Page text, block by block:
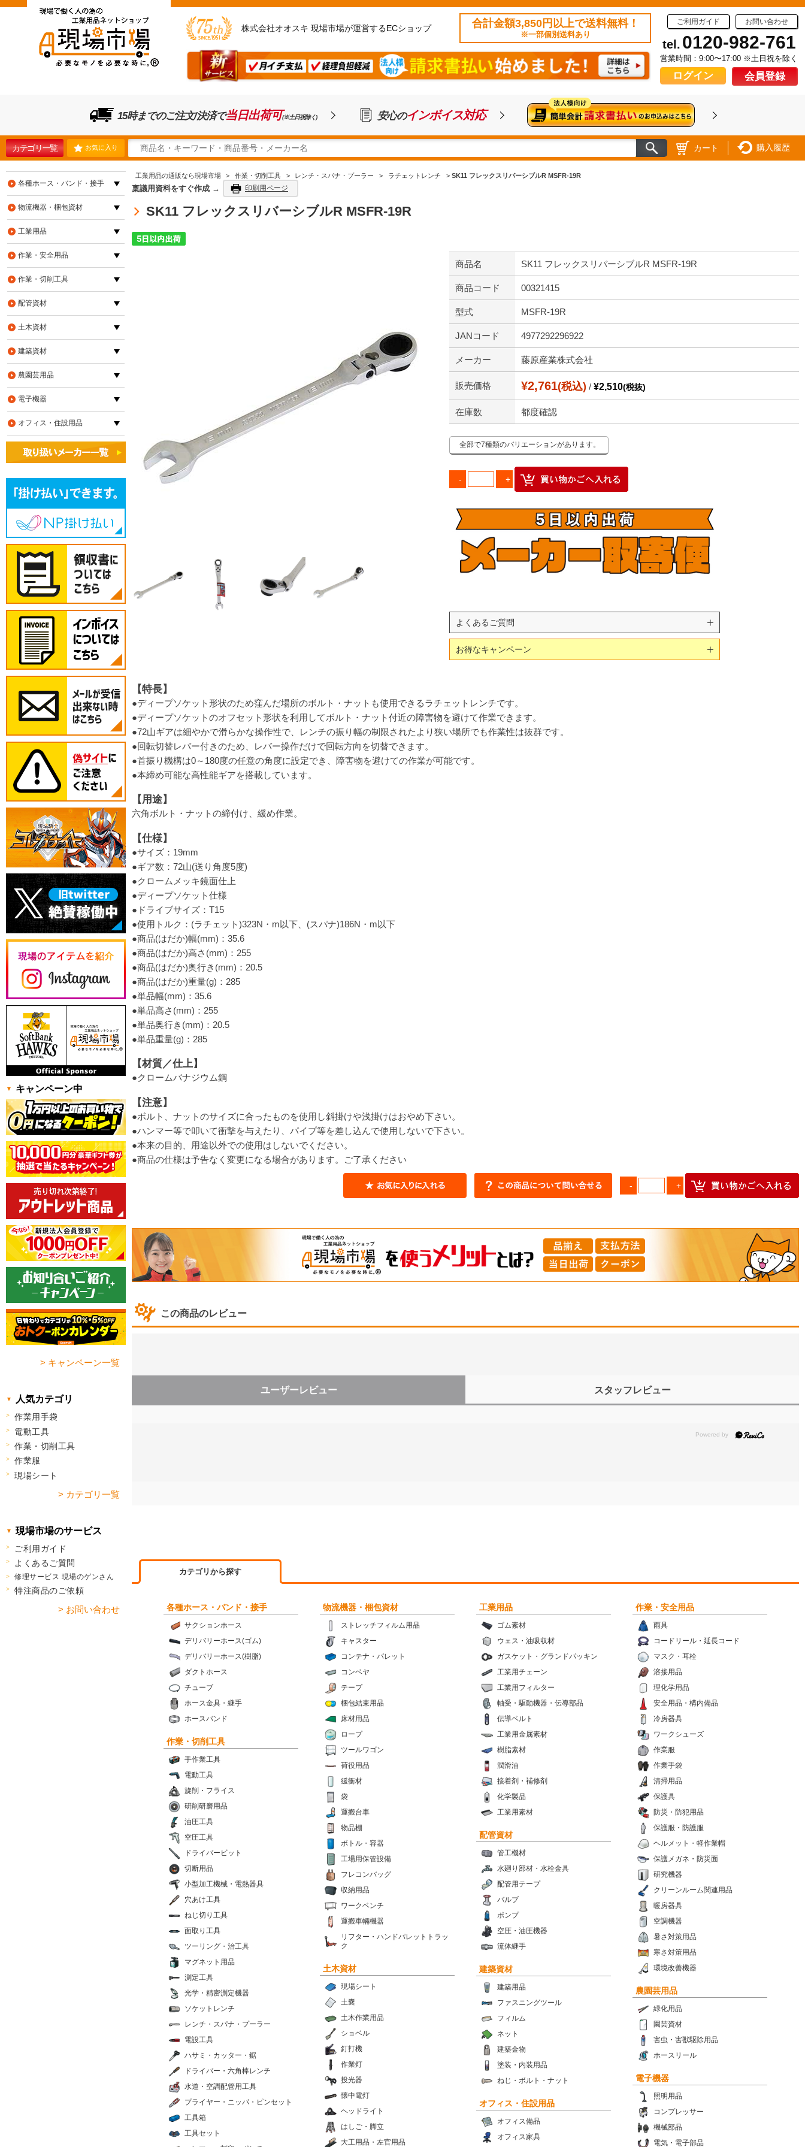
株式会社オオスキ 現場市場が運営するECショップ 合計金額3,850円以上で送料無料！
※一部個別送料あり
ご利用ガイド お問い合わせ
tel. 0120-982-761
営業時間：9:00〜17:00 ※土日祝を除く
ログイン 会員登録
15時までのご注文/決済で当日出荷可(※土日祝除く) 安心のインボイス対応
カテゴリ一覧 お気に入り カート 購入履歴
工業用品の通販なら現場市場 > 作業・切削工具 > レンチ・スパナ・プーラー > ラチェットレンチ > SK11 フレックスリバーシブルR MSFR-19R
稟議用資料をすぐ作成 → 印刷用ページ
SK11 フレックスリバーシブルR MSFR-19R
商品名 SK11 フレックスリバーシブルR MSFR-19R
商品コード 00321415
型式 MSFR-19R
JANコード 4977292296922
メーカー 藤原産業株式会社
販売価格 ¥2,761(税込) / ¥2,510(税抜)
在庫数 都度確認
全部で7種類のバリエーションがあります。
よくあるご質問
お得なキャンペーン
【特長】
●ディープソケット形状のため窪んだ場所のボルト・ナットも使用できるラチェットレンチです。
●ディープソケットのオフセット形状を利用してボルト・ナット付近の障害物を避けて作業できます。
●72山ギアは細やかで滑らかな操作性で、レンチの振り幅の制限されたより狭い場所でも作業性は抜群です。
●回転切替レバー付きのため、レバー操作だけで回転方向を切替できます。
●首振り機構は0～180度の任意の角度に設定でき、障害物を避けての作業が可能です。
●本締め可能な高性能ギアを搭載しています。
【用途】
六角ボルト・ナットの締付け、緩め作業。
【仕様】
●サイズ：19mm
●ギア数：72山(送り角度5度)
●クロームメッキ鏡面仕上
●ディープソケット仕様
●ドライブサイズ：T15
●使用トルク：(ラチェット)323N・m以下、(スパナ)186N・m以下
●商品(はだか)幅(mm)：35.6
●商品(はだか)高さ(mm)：255
●商品(はだか)奥行き(mm)：20.5
●商品(はだか)重量(g)：285
●単品幅(mm)：35.6
●単品高さ(mm)：255
●単品奥行き(mm)：20.5
●単品重量(g)：285
【材質／仕上】
●クロームバナジウム鋼
【注意】
●ボルト、ナットのサイズに合ったものを使用し斜掛けや浅掛けはおやめ下さい。
●ハンマー等で叩いて衝撃を与えたり、パイプ等を差し込んで使用しないで下さい。
●本来の目的、用途以外での使用はしないでください。
●商品の仕様は予告なく変更になる場合があります。ご了承ください
この商品のレビュー
ユーザーレビュー スタッフレビュー
カテゴリから探す
各種ホース・バンド・接手
サクションホース
デリバリーホース(ゴム)
デリバリーホース(樹脂)
ダクトホース
チューブ
ホース金具・継手
ホースバンド
物流機器・梱包資材
ストレッチフィルム用品
キャスター
コンテナ・パレット
コンベヤ
テープ
梱包結束用品
床材用品
ロープ
ツールワゴン
荷役用品
緩衝材
袋
運搬台車
物品棚
ボトル・容器
工場用保管設備
フレコンバッグ
収納用品
ワークベンチ
運搬車輛機器
リフター・ハンドパレットトラッ
ク
工業用品
ゴム素材
ウェス・油吸収材
ガスケット・グランドパッキン
工業用チェーン
工業用フィルター
軸受・駆動機器・伝導部品
伝導ベルト
工業用金属素材
樹脂素材
潤滑油
接着剤・補修剤
化学製品
工業用素材
作業・安全用品
雨具
コードリール・延長コード
マスク・耳栓
溶接用品
理化学用品
安全用品・構内備品
冷房器具
ワークシューズ
作業服
作業手袋
清掃用品
保護具
防災・防犯用品
保護服・防護服
ヘルメット・軽作業帽
保護メガネ・防災面
研究機器
クリーンルーム関連用品
暖房器具
空調機器
暑さ対策用品
寒さ対策用品
環境改善機器
作業・切削工具
手作業工具
電動工具
旋削・フライス
研削研磨用品
油圧工具
空圧工具
ドライバービット
切断用品
小型加工機械・電熱器具
穴あけ工具
ねじ切り工具
面取り工具
ツーリング・治工具
マグネット用品
測定工具
光学・精密測定機器
ソケットレンチ
レンチ・スパナ・プーラー
電設工具
ハサミ・カッター・鋸
ドライバー・六角棒レンチ
水道・空調配管用工具
プライヤー・ニッパ・ピンセット
工具箱
工具セット
配管資材
管工機材
水廻り部材・水栓金具
配管用テープ
バルブ
ポンプ
空圧・油圧機器
流体継手
土木資材
現場シート
土嚢
土木作業用品
ショベル
釘打機
作業灯
投光器
懐中電灯
ヘッドライト
はしご・脚立
大工用品・左官用品
建築資材
建築用品
ファスニングツール
フィルム
ネット
建築金物
塗装・内装用品
ねじ・ボルト・ナット
農園芸用品
緑化用品
園芸資材
害虫・害獣駆除用品
ホースリール
電子機器
照明用品
コンプレッサー
機械部品
電気・電子部品
オフィス・住設用品
オフィス備品
オフィス家具
各種ホース・バンド・接手
物流機器・梱包資材
工業用品
作業・安全用品
作業・切削工具
配管資材
土木資材
建築資材
農園芸用品
電子機器
オフィス・住設用品
キャンペーン中
> キャンペーン一覧
人気カテゴリ
作業用手袋
電動工具
作業・切削工具
作業服
現場シート
> カテゴリ一覧
現場市場のサービス
ご利用ガイド
よくあるご質問
修理サービス 現場のゲンさん
特注商品のご依頼
> お問い合わせ